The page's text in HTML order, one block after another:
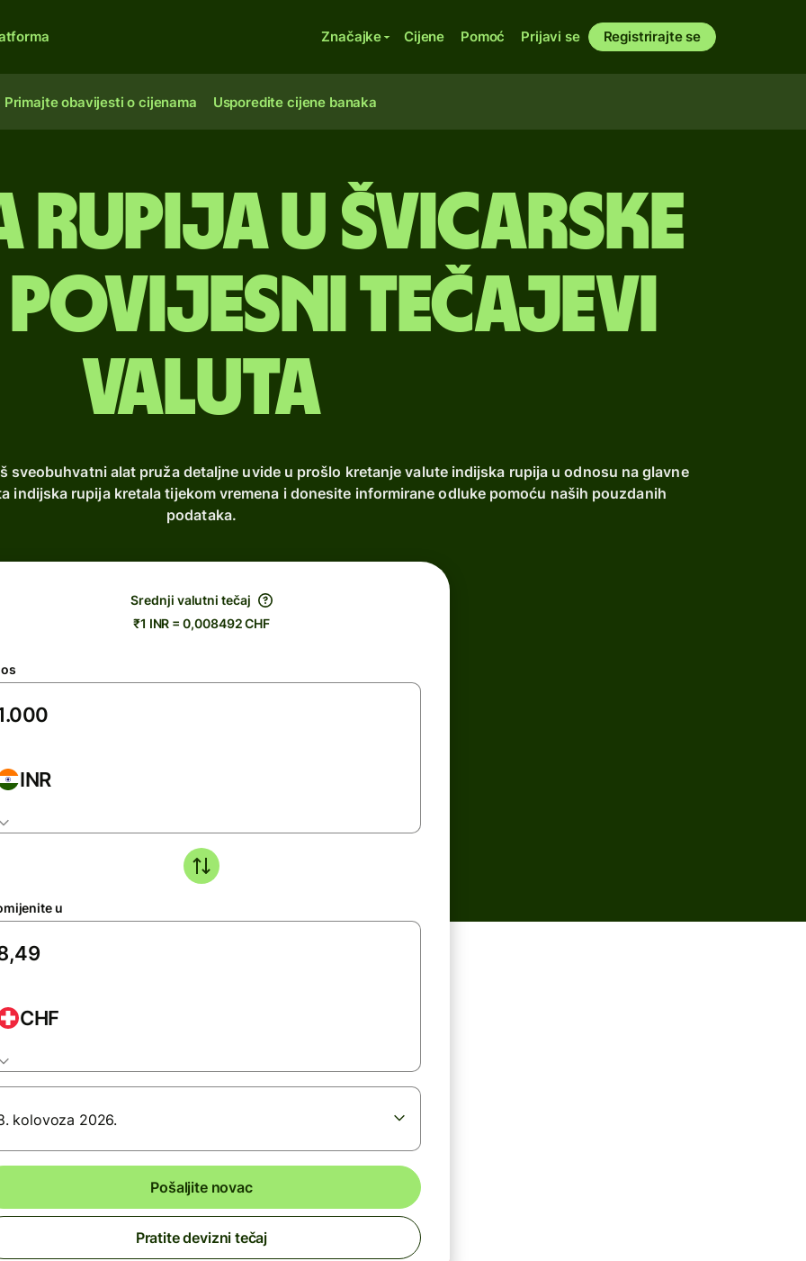
Značajke Cijene Pomoć Prijavi se Registrirajte se
Primajte obavijesti o cijenama Usporedite cijene banaka
rupija u švicarske
tečajevi
valuta
sveobuhvatni alat pruža detaljne uvide u prošlo kretanje valute indijska rupija u odnosu na glavne
indijska rupija kretala tijekom vremena i donesite informirane odluke pomoću naših pouzdanih
podataka.
Srednji valutni tečaj
₹1 INR = 0,008492 CHF
INR
u
CHF
kolovoza 2026.
Pošaljite novac
Pratite devizni tečaj